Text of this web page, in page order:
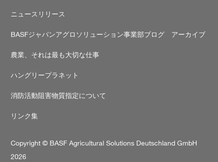
ニュースリリース
BASFジャパンアグロソリューション事業部ブログ アーカイブ
農業、それは最も大切な仕事
ハングリープラネット
消防活動阻害物質指定について
リンク集
Copyright © BASF Agricultural Solutions Deutschland GmbH
2026